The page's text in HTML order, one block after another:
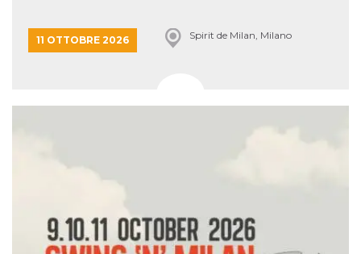
11 OTTOBRE 2026 Spirit de Milan, Milano